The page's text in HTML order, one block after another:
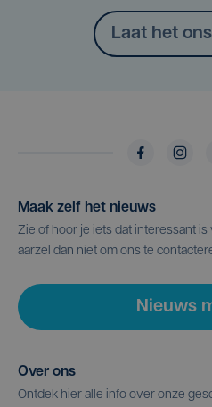
Laat het
Maak zelf het nieuws
Zie of hoor je iets dat interessant
aarzel dan niet om ons te
Nieuws
Over ons
Ontdek hier alle info over onze